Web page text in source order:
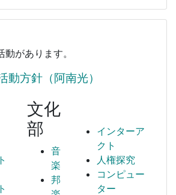
があります。
動方針（阿南光）
文化
部
音
楽
邦
インターア
クト
人権探究
コンピュー
ター